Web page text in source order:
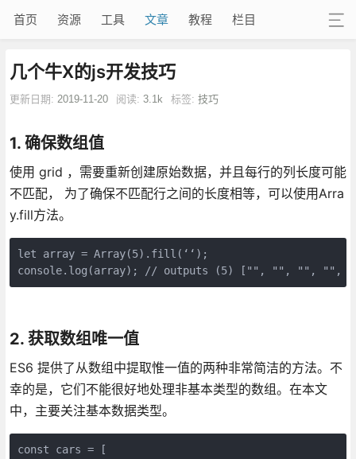
首页 资源 工具 文章 教程 栏目
几个牛X的js开发技巧
更新日期: 2019-11-20 阅读: 3.1k 标签: 技巧
1. 确保数组值
使用 grid ，需要重新创建原始数据，并且每行的列长度可能
不匹配， 为了确保不匹配行之间的长度相等，可以使用Arra
y.fill方法。
let array = Array(5).fill(‘‘);
console.log(array); // outputs (5) ["", "", "", "",
2. 获取数组唯一值
ES6 提供了从数组中提取惟一值的两种非常简洁的方法。不
幸的是，它们不能很好地处理非基本类型的数组。在本文
中，主要关注基本数据类型。
const cars = [